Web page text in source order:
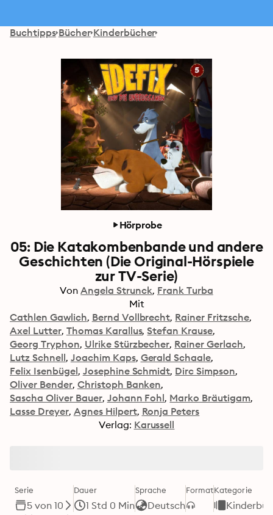
Buchtipps Bücher Kinderbücher
Hörprobe
05: Die Katakombenbande und andere
Geschichten (Die Original-Hörspiele
zur TV-Serie)
Von Angela Strunck Frank Turba
Mit
Cathlen Gawlich Bernd Vollbrecht Rainer Fritzsche
Axel Lutter Thomas Karallus Stefan Krause
Georg Tryphon Ulrike Stürzbecher Rainer Gerlach
Lutz Schnell Joachim Kaps Gerald Schaale
Felix Isenbügel Josephine Schmidt Dirc Simpson
Oliver Bender Christoph Banken
Sascha Oliver Bauer Johann Fohl Marko Bräutigam
Lasse Dreyer Agnes Hilpert Ronja Peters
Verlag: Karussell
Serie
5 von 10
Dauer
1 Std 0 Min
Sprache
Deutsch
FormatKategorie